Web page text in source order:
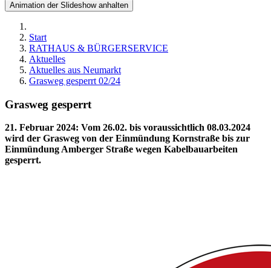
Animation der Slideshow anhalten
Start
RATHAUS & BÜRGERSERVICE
Aktuelles
Aktuelles aus Neumarkt
Grasweg gesperrt 02/24
Grasweg gesperrt
21. Februar 2024: Vom 26.02. bis voraussichtlich 08.03.2024
wird der Grasweg von der Einmündung Kornstraße bis zur
Einmündung Amberger Straße wegen Kabelbauarbeiten
gesperrt.